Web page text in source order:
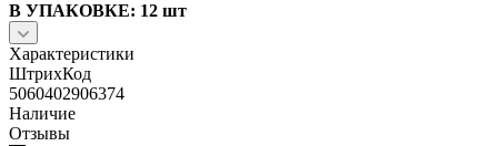
В УПАКОВКЕ: 12 шт
Характеристики
ШтрихКод
5060402906374
Наличие
Отзывы